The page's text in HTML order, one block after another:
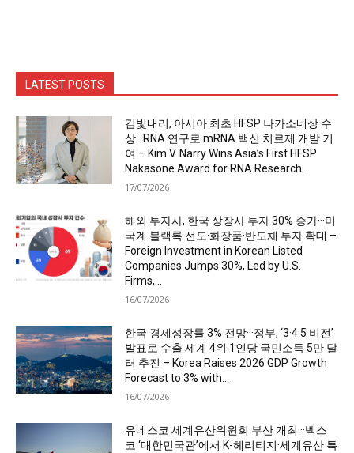
LATEST POSTS
김빛내리, 아시아 최초 HFSP 나카소네상 수
상···RNA 연구로 mRNA 백신·치료제 개발 기
여 – Kim V. Narry Wins Asia’s First HFSP
Nakasone Award for RNA Research...
17/07/2026
해외 투자사, 한국 상장사 투자 30% 증가···미
국계 블랙록 선도·화장품·반도체 투자 확대 –
Foreign Investment in Korean Listed
Companies Jumps 30%, Led by U.S.
Firms,...
16/07/2026
한국 경제성장률 3% 전망···정부, ‘3·4·5 비전’
발표로 수출 세계 4위·1인당 국민소득 5만 달
러 추진 – Korea Raises 2026 GDP Growth
Forecast to 3% with...
16/07/2026
유네스코 세계유산위원회 부산 개최···벡스
코 ‘대한민국관’에서 K-헤리티지·세계유산 특